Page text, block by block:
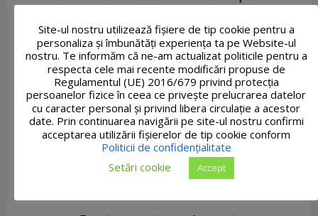
Site-ul nostru utilizează fişiere de tip cookie pentru a
personaliza și îmbunătăți experiența ta pe Website-ul
nostru. Te informăm că ne-am actualizat politicile pentru a
respecta cele mai recente modificări propuse de
Regulamentul (UE) 2016/679 privind protecția
persoanelor fizice în ceea ce privește prelucrarea datelor
cu caracter personal și privind libera circulație a acestor
date. Prin continuarea navigării pe site-ul nostru confirmi
acceptarea utilizării fişierelor de tip cookie conform
Politicii de confidențialitate
Setări cookie
Accept